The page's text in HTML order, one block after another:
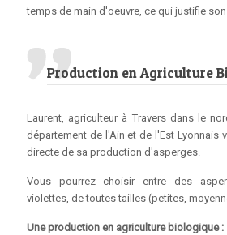
temps de main d'oeuvre, ce qui justifie
Production en Agriculture
Laurent, agriculteur à Travers dans le
département de l'Ain et de l'Est Lyonnais
directe de sa production d'asperges.
Vous pourrez choisir entre des
violettes, de toutes tailles (petites,
Une production en agriculture biologique :